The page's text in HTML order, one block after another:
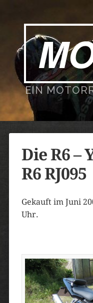
EIN
Die R6 –
R6 RJ095
Gekauft im Juni
Uhr.